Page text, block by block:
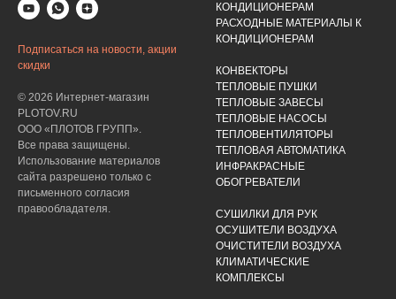
Подписаться на новости, акции
скидки
© 2026 Интернет-магазин
PLOTOV.RU
ООО «ПЛОТОВ ГРУПП».
Все права защищены.
Использование материалов
сайта разрешено только с
письменного согласия
правообладателя.
КОНДИЦИОНЕРАМ
РАСХОДНЫЕ МАТЕРИАЛЫ К
КОНДИЦИОНЕРАМ
КОНВЕКТОРЫ
ТЕПЛОВЫЕ ПУШКИ
ТЕПЛОВЫЕ ЗАВЕСЫ
ТЕПЛОВЫЕ НАСОСЫ
ТЕПЛОВЕНТИЛЯТОРЫ
ТЕПЛОВАЯ АВТОМАТИКА
ИНФРАКРАСНЫЕ
ОБОГРЕВАТЕЛИ
СУШИЛКИ ДЛЯ РУК
ОСУШИТЕЛИ ВОЗДУХА
ОЧИСТИТЕЛИ ВОЗДУХА
КЛИМАТИЧЕСКИЕ
КОМПЛЕКСЫ